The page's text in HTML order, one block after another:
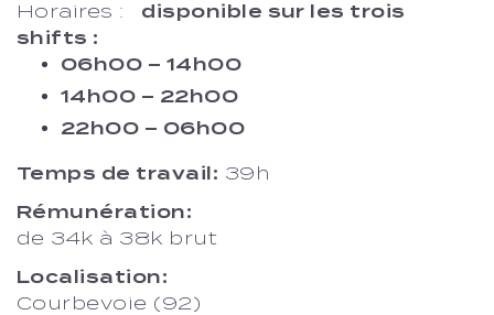
Horaires :
disponible sur les trois
shifts :
06h00 – 14h00
14h00 – 22h00
22h00 – 06h00
Temps de travail: 39h
Rémunération:
de 34k à 38k brut
Localisation:
Courbevoie (92)